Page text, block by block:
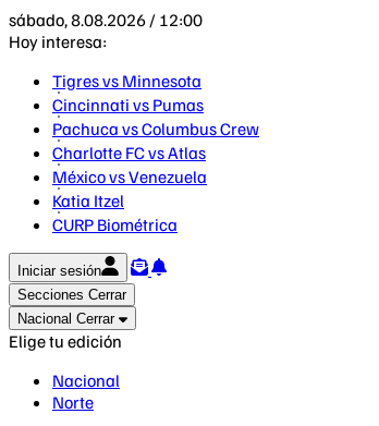
sábado, 8.08.2026 / 12:00
Hoy interesa:
Tigres vs Minnesota
Cincinnati vs Pumas
Pachuca vs Columbus Crew
Charlotte FC vs Atlas
México vs Venezuela
Katia Itzel
CURP Biométrica
Iniciar sesión
Secciones Cerrar
Nacional Cerrar
Elige tu edición
Nacional
Norte